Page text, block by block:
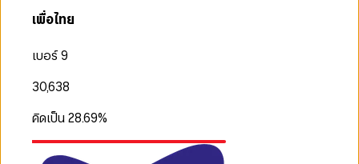
เพื่อไทย
เบอร์ 9
30,638
คิดเป็น28.69%